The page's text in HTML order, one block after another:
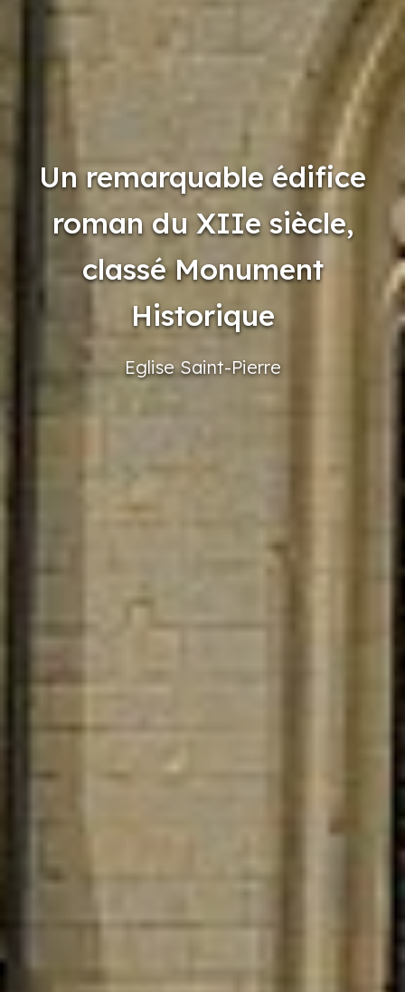
Un remarquable édifice
roman du XIIe siècle,
classé Monument
Historique
Eglise Saint-Pierre